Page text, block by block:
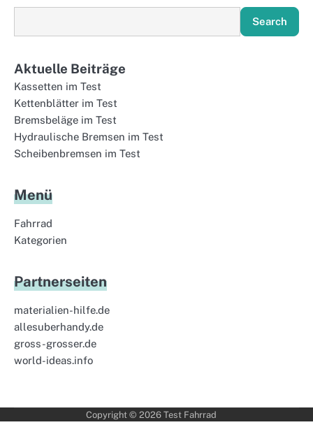
Search
Aktuelle Beiträge
Kassetten im Test
Kettenblätter im Test
Bremsbeläge im Test
Hydraulische Bremsen im Test
Scheibenbremsen im Test
Menü
Fahrrad
Kategorien
Partnerseiten
materialien-hilfe.de
allesuberhandy.de
gross-grosser.de
world-ideas.info
Copyright © 2026 Test Fahrrad